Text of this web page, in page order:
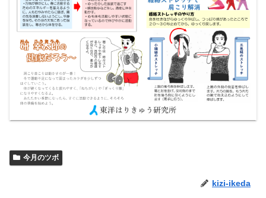
今月のツボ
kizi-ikeda